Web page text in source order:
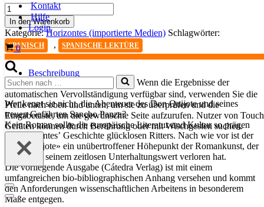
Kontakt
Hilfe
Login
Warenkorb
0
Suchen
nach …
Wenn die Ergebnisse der
automatischen Vervollständigung verfügbar sind, verwenden Sie die
Pfeile nach oben und unten, um sie zu überprüfen und die
Eingabetaste, um die gewünschte Seite aufzurufen. Nutzer von
Geräten können durch Berührung oder mit Wischgesten suchen.
Navigationsmenü
Navigationsmenü
Don
Quijote
de
la
Mancha
II
Menge
In den Warenkorb
Kategorie:Horizontes (importierte Medien) Schlagwörter:
SPANISCH , SPANISCHE LEKTÜRE
Beschreibung
Details
Wer kennt sie nicht, die Abenteuer des Don Quijote und seines
treuen Gefährten Sancho Panza?
Kein Roman sollte die europäische Literatur und Kultur so prägen
wie Cervantes’ Geschichte glücklosen Ritters. Nach wie vor ist der
«Don Quijote» ein unübertroffener Höhepunkt der Romankunst, der
nichts von seinem zeitlosen Unterhaltungswert verloren hat.
Die vorliegende Ausgabe (Cátedra Verlag) ist mit einem
umfangreichen bio-bibliographischen Anhang versehen und kommt
den Anforderungen wissenschaftlichen Arbeitens in besonderem
Maße entgegen.